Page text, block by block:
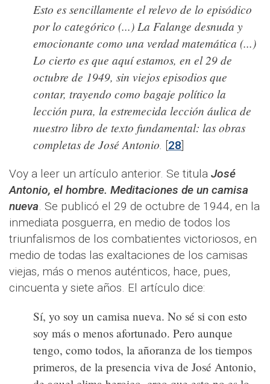
Esto es sencillamente el relevo de lo episódico
por lo categórico (...) La Falange desnuda y
emocionante como una verdad matemática (...)
Lo cierto es que aquí estamos, en el 29 de
octubre de 1949, sin viejos episodios que
contar, trayendo como bagaje político la
lección pura, la estremecida lección áulica de
nuestro libro de texto fundamental: las obras
completas de José Antonio [28]
Voy a leer un artículo anterior. Se titula José
Antonio, el hombre. Meditaciones de un camisa
nueva . Se publicó el 29 de octubre de 1944, en la
inmediata posguerra, en medio de todos los
triunfalismos de los combatientes victoriosos, en
medio de todas las exaltaciones de los camisas
viejas, más o menos auténticos, hace, pues,
cincuenta y siete años. El artículo dice:
Sí, yo soy un camisa nueva. No sé si con esto
soy más o menos afortunado. Pero aunque
tengo, como todos, la añoranza de los tiempos
primeros, de la presencia viva de José Antonio,